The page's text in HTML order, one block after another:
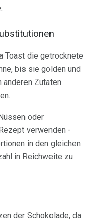
Toast die getrocknete
bis sie golden und
Zutaten
oder
verwenden -
in den gleichen
in Reichweite zu
der Schokolade, da